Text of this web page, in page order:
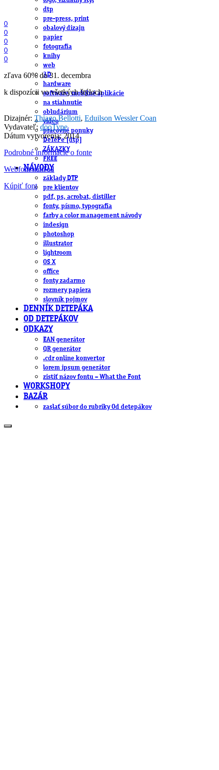
dtp
pre-press, print
obalový dizajn
papier
fotografia
knihy
web
3D
hardware
software, mobilné aplikácie
na stiahnutie
obludárium
video
pracovné ponuky
DeTePe [dtp]
ZÁKAZKY
FREE
NÁVODY
základy DTP
pre klientov
pdf, ps, acrobat, distiller
fonty, písmo, typografia
farby a color management návody
indesign
photoshop
illustrator
lightroom
OS X
office
fonty zadarmo
rozmery papiera
slovník pojmov
DENNÍK DETEPÁKA
OD DETEPÁKOV
ODKAZY
EAN generátor
QR generátor
.cdr online konvertor
lorem ipsum generátor
zistiť názov fontu – What the Font
WORKSHOPY
BAZÁR
zaslať súbor do rubriky Od detepákov
0
0
0
0
0
zľava 60% do 31. decembra
k dispozícii vo všetkých štýloch
Dizajnér: Thiago Bellotti, Eduilson Wessler Coan
Vydavateľ: dooType
Dátum vytvorenia: 2014
Podrobné informácie o fonte
Webfont náhľad
Kúpiť font